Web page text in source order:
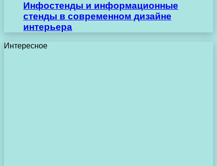
Инфостенды и информационные
стенды в современном дизайне
интерьера
Интересное